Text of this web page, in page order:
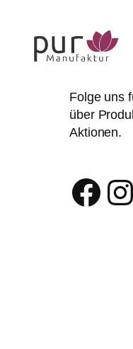
Folge uns
über
Aktionen.
Facebook Instagram